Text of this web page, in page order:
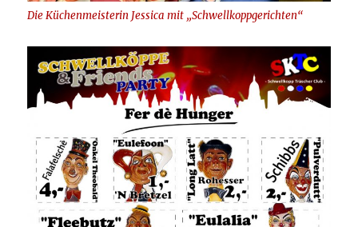
Die Küchenmeisterin Jessica mit „Schwellkoppgerichten“